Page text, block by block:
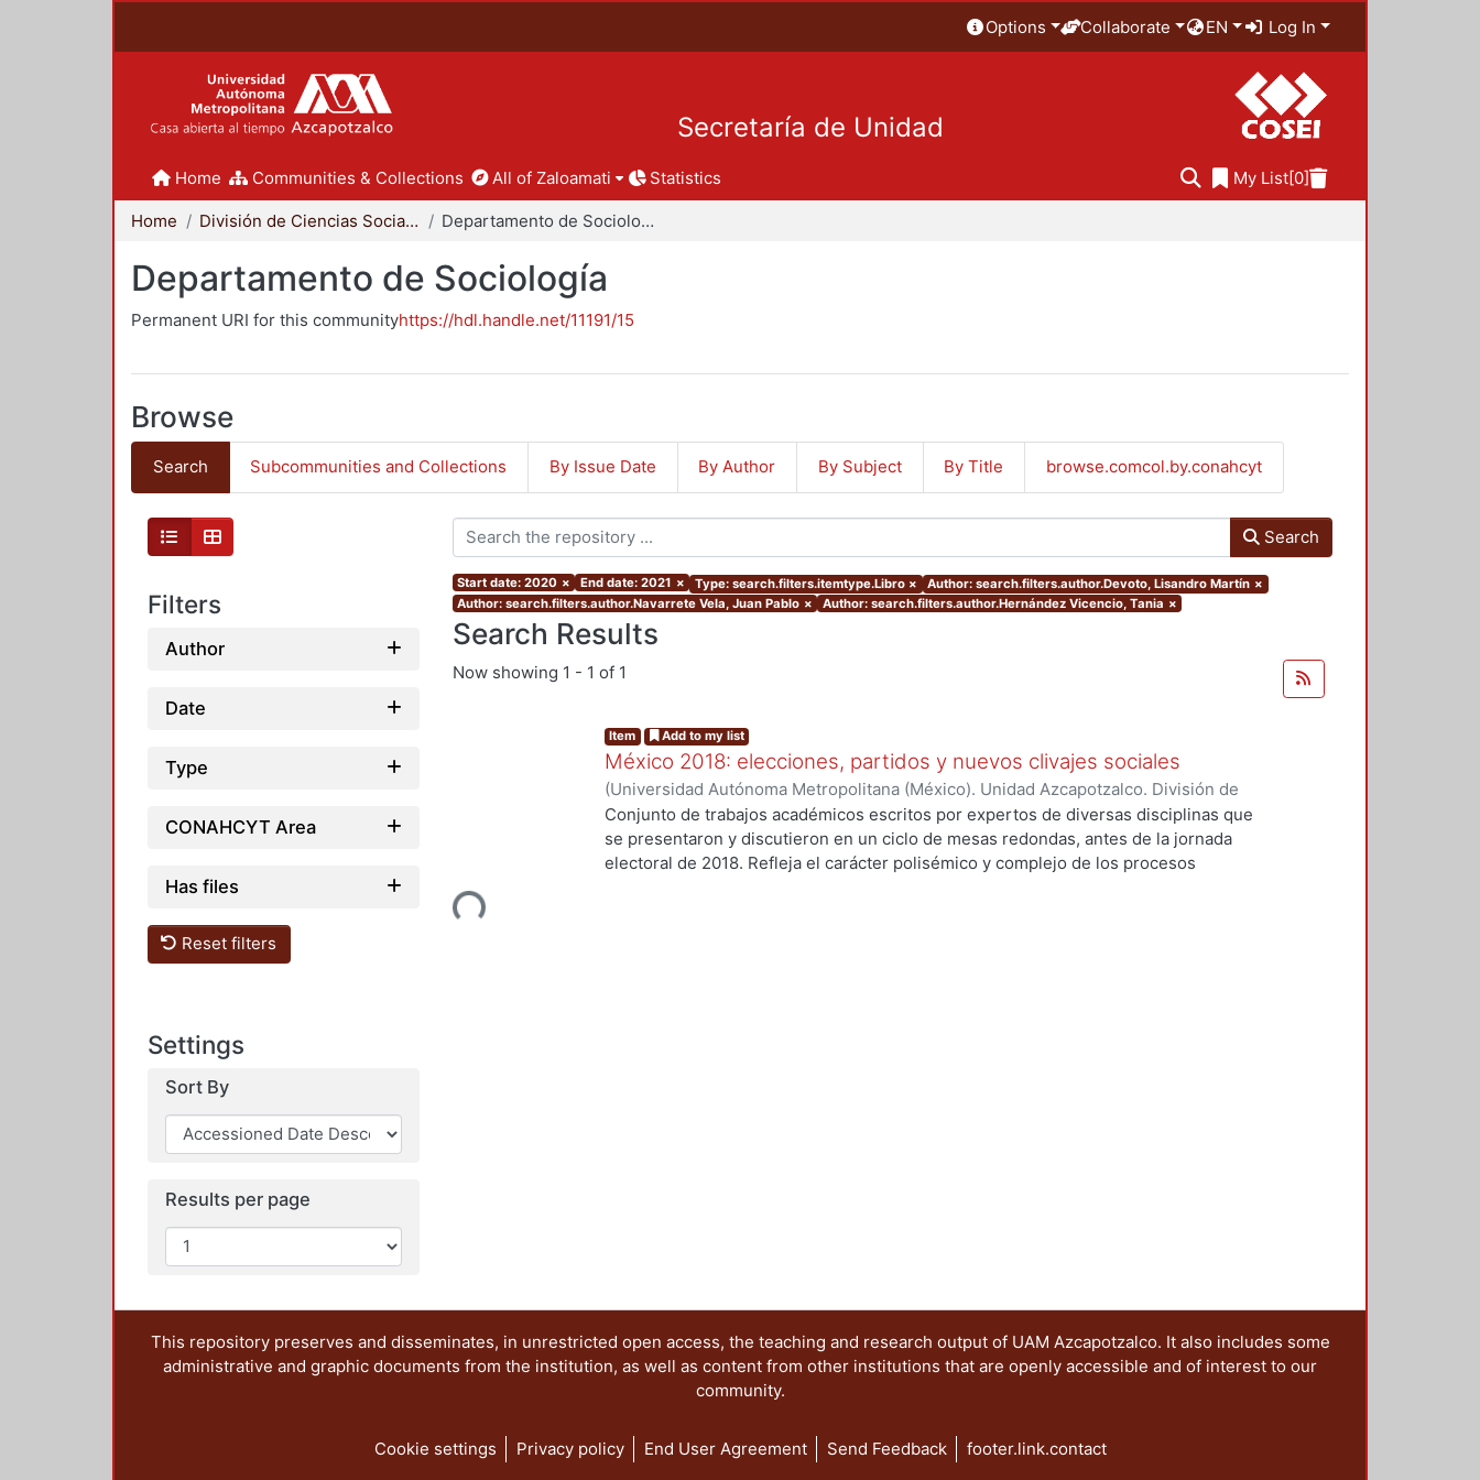
Options Collaborate EN Log In
Secretaría de Unidad
Home Communities & Collections All of Zaloamati Statistics My List[0]
Home División de Ciencias Sociales y Humanidades Departamento de Sociología
Departamento de Sociología
Permanent URI for this communityhttps://hdl.handle.net/11191/15
Browse
Search Subcommunities and Collections By Issue Date By Author By Subject By Title browse.comcol.by.conahcyt
Filters
Author
Date
Type
CONAHCYT Area
Has files
Reset filters
Settings
Sort By
Results per page
Search
Start date: 2020 × End date: 2021 × Type: search.filters.itemtype.Libro × Author: search.filters.author.Devoto, Lisandro Martín ×
Author: search.filters.author.Navarrete Vela, Juan Pablo × Author: search.filters.author.Hernández Vicencio, Tania ×
Search Results
Now showing 1 - 1 of 1
Loading...
Item Add to my list
México 2018: elecciones, partidos y nuevos clivajes sociales
(Universidad Autónoma Metropolitana (México). Unidad Azcapotzalco. División de
Ciencias Sociales y Humanidades.,2020)Palma, Esperanza;Tamayo, Sergio;
Osornio Guerrero, María Cristina ;Alarcón Olguín, Víctor Manuel;Tejera Gaona,
Héctor;Navarrete Vela, Juan Pablo;Reveles Vázquez, Francisco;Devoto, Lisandro
Conjunto de trabajos académicos escritos por expertos de diversas disciplinas que
se presentaron y discutieron en un ciclo de mesas redondas, antes de la jornada
electoral de 2018. Refleja el carácter polisémico y complejo de los procesos
This repository preserves and disseminates, in unrestricted open access, the teaching and research output of UAM Azcapotzalco. It also includes some
administrative and graphic documents from the institution, as well as content from other institutions that are openly accessible and of interest to our
community.
Cookie settings Privacy policy End User Agreement Send Feedback footer.link.contact